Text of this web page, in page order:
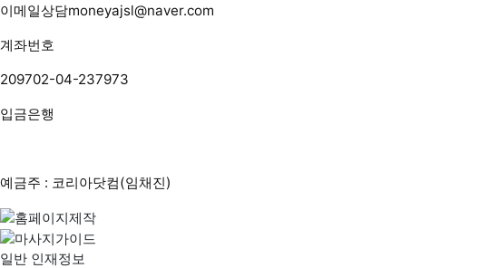
이메일상담moneyajsl@naver.com
계좌번호
209702-04-237973
입금은행
예금주 : 코리아닷컴(임채진)
일반 인재정보